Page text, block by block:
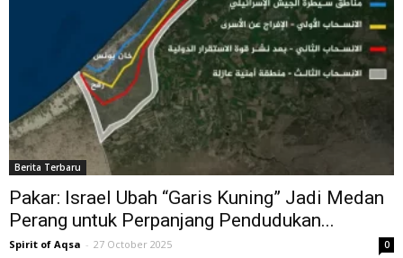
Berita Terbaru
Pakar: Israel Ubah “Garis Kuning” Jadi Medan
Perang untuk Perpanjang Pendudukan...
Spirit of Aqsa - 27 October 2025 0